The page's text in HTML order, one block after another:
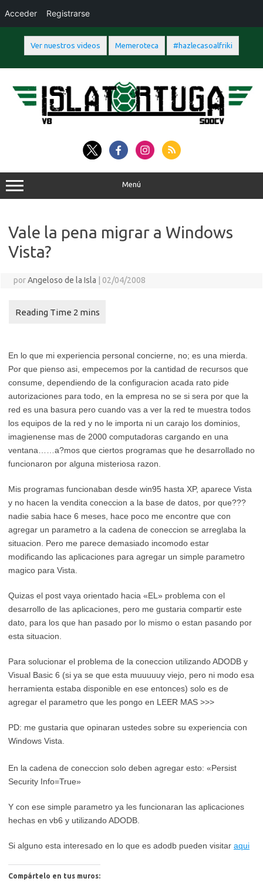
Ver nuestros videos Memeroteca #hazlecasoalfriki
contenido
Menú
Vale la pena migrar a Windows
Vista?
porAngeloso de la Isla 02/04/2008
En lo que mi experiencia personal concierne, no; es una mierda.
Por que pienso asi, empecemos por la cantidad de recursos que
consume, dependiendo de la configuracion acada rato pide
autorizaciones para todo, en la empresa no se si sera por que la
red es una basura pero cuando vas a ver la red te muestra todos
los equipos de la red y no le importa ni un carajo los dominios,
imagienense mas de 2000 computadoras cargando en una
ventana……a?mos que ciertos programas que he desarrollado no
funcionaron por alguna misteriosa razon.
Mis programas funcionaban desde win95 hasta XP, aparece Vista
y no hacen la vendita coneccion a la base de datos, por que???
nadie sabia hace 6 meses, hace poco me encontre que con
agregar un parametro a la cadena de coneccion se arreglaba la
situacion. Pero me parece demasiado incomodo estar
modificando las aplicaciones para agregar un simple parametro
magico para Vista.
Quizas el post vaya orientado hacia «EL» problema con el
desarrollo de las aplicaciones, pero me gustaria compartir este
dato, para los que han pasado por lo mismo o estan pasando por
esta situacion.
Para solucionar el problema de la coneccion utilizando ADODB y
Visual Basic 6 (si ya se que esta muuuuuy viejo, pero ni modo esa
herramienta estaba disponible en ese entonces) solo es de
agregar el parametro que les pongo en LEER MAS >>>
PD: me gustaria que opinaran ustedes sobre su experiencia con
Windows Vista.
En la cadena de coneccion solo deben agregar esto: «Persist
Security Info=True»
Y con ese simple parametro ya les funcionaran las aplicaciones
hechas en vb6 y utilizando ADODB.
Si alguno esta interesado en lo que es adodb pueden visitar aqui
Compártelo en tus muros:
Acceder Registrarse